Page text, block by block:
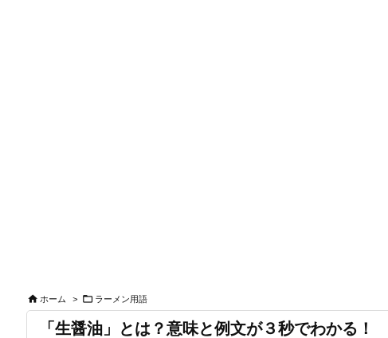
 ホーム >  ラーメン用語
「生醤油」とは？意味と例文が３秒でわかる！